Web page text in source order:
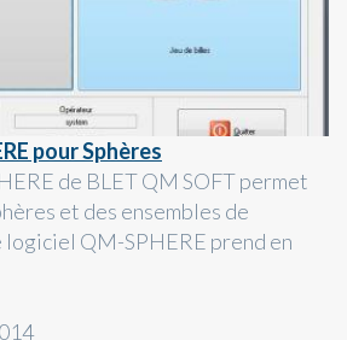
pour Sphères
de BLET QM SOFT permet
et des ensembles de
logiciel QM-SPHERE prend en